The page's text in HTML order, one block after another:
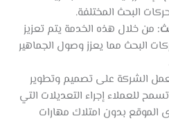
البحث المختلفة.
من خلال هذه الخدمة يتم تعزيز
البحث مما يعزز وصول الجماهير
الشركة على تصميم وتطوير
للعملاء إجراء التعديلات التي
الموقع بدون امتلاك مهارات